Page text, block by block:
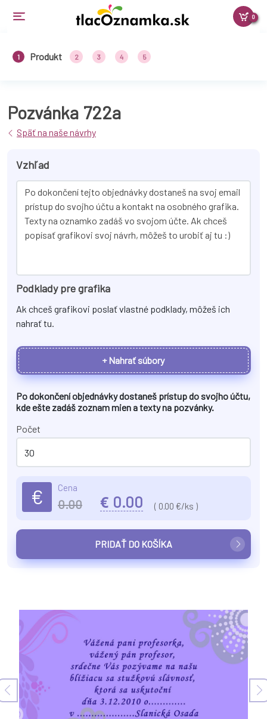
0
1 Produkt 2 3 4 5
Pozvánka 722a
Späť na naše návrhy
Vzhľad
Podklady pre grafika
Ak chceš grafikovi poslať vlastné podklady, môžeš ich
nahrať tu.
+ Nahrať súbory
Po dokončení objednávky dostaneš prístup do svojho účtu,
kde ešte zadáš zoznam mien a texty na pozvánky.
Počet
€ Cena
0.00 € 0.00 ( 0.00 €/ks )
PRIDAŤ DO KOŠÍKA